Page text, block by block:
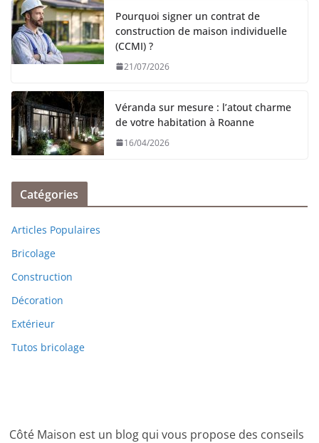
Pourquoi signer un contrat de
construction de maison individuelle
(CCMI) ?
21/07/2026
Véranda sur mesure : l’atout charme
de votre habitation à Roanne
16/04/2026
Catégories
Articles Populaires
Bricolage
Construction
Décoration
Extérieur
Tutos bricolage
Côté Maison est un blog qui vous propose des conseils